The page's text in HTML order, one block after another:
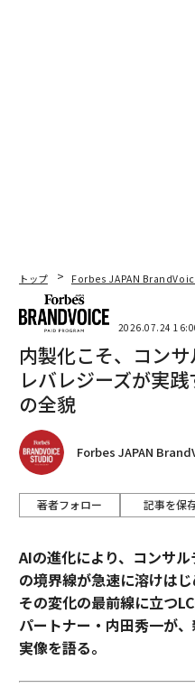
トップ Forbes JAPAN
2026.07.24
内製化こそ、コン
レバレジーズが実
の全貌
Forbes JAPAN
著者フォロー 記事を保
AIの進化により、コンサ
の境界線が急速に溶けはじ
その変化の最前線に立つ
パートナー・内田秀一が
実像を語る。